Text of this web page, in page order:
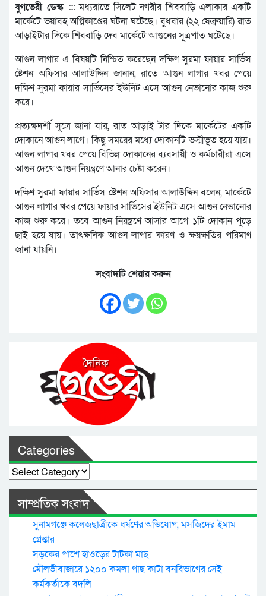
যুগভেরী ডেস্ক :::মধ্যরাতে সিলেট নগরীর শিববাড়ি এলাকার একটি
মার্কেটে ভয়াবহ অগ্নিকাণ্ডের ঘটনা ঘটেছে। বুধবার (২২ ফেব্রুয়ারি) রাত
আড়াইটার দিকে শিববাড়ি দেব মার্কেটে আগুনের সূত্রপাত ঘটেছে।
আগুন লাগার এ বিষয়টি নিশ্চিত করেছেন দক্ষিণ সুরমা ফায়ার সার্ভিস
ষ্টেশন অফিসার আলাউদ্দিন জানান, রাতে আগুন লাগার খবর পেয়ে
দক্ষিণ সুরমা ফায়ার সার্ভিসের ইউনিট এসে আগুন নেভানোর কাজ শুরু
করে।
প্রত্যক্ষদর্শী সূত্রে জানা যায়, রাত আড়াই টার দিকে মার্কেটের একটি
দোকানে আগুন লাগে। কিছু সময়ের মধ্যে দোকানটি ভস্মীভূত হয়ে যায়।
আগুন লাগার খবর পেয়ে বিভিন্ন দোকানের ব্যবসায়ী ও কর্মচারীরা এসে
আগুন দেখে আগুন নিয়ন্ত্রণে আনার চেষ্টা করেন।
দক্ষিণ সুরমা ফায়ার সার্ভিস ষ্টেশন অফিসার আলাউদ্দিন বলেন, মার্কেটে
আগুন লাগার খবর পেয়ে ফায়ার সার্ভিসের ইউনিট এসে আগুন নেভানোর
কাজ শুরু করে। তবে আগুন নিয়ন্ত্রণে আসার আগে ১টি দোকান পুড়ে
ছাই হয়ে যায়। তাৎক্ষনিক আগুন লাগার কারণ ও ক্ষয়ক্ষতির পরিমাণ
জানা যায়নি।
সংবাদটি শেয়ার করুন
Categories
Categories
সাম্প্রতিক সংবাদ
সুনামগঞ্জে কলেজছাত্রীকে ধর্ষণের অভিযোগ, মসজিদের ইমাম
গ্রেপ্তার
সড়কের পাশে হাওড়ের টাটকা মাছ
মৌলভীবাজারে ১২০০ কমলা গাছ কাটা বনবিভাগের সেই
কর্মকর্তাকে বদলি